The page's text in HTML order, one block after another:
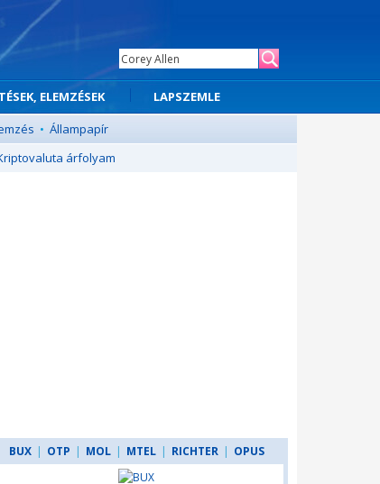
ELEMZÉSEK
LAPSZEMLE
• Állampapír
árfolyam
BUX | OTP | MOL | MTEL | RICHTER | OPUS